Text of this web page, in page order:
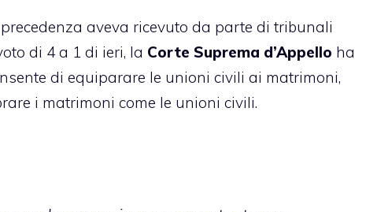
aveva ricevuto da parte di tribunali
di 4 a 1 di ieri, la Corte Suprema d’Appello ha
di equiparare le unioni civili ai matrimoni,
i matrimoni come le unioni civili.